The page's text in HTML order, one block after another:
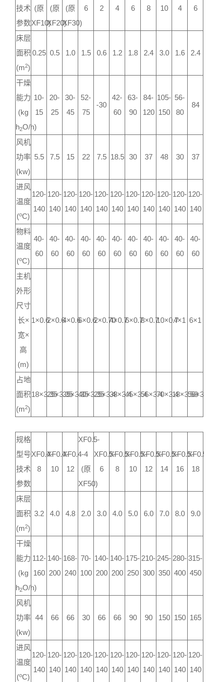
技术
参数
(原
XF10)
(原
XF20)
(原
XF30)
6 2 4 6 8 10 4 6
床层
面积
(m2)
0.25 0.5 1.0 1.5 0.6 1.2 1.8 2.4 3.0 1.6 2.4
干燥
能力
(kg
h2O/h)
10-
15
20-
25
30-
45
52-
75
-30
42-
60
63-
90
84-
120
105-
150
56-
80
84
风机
功率
(kw)
5.5 7.5 15 22 7.5 18.5 30 37 48 30 37
进风
温度
(oC)
120-
140
120-
140
120-
140
120-
140
120-
140
120-
140
120-
140
120-
140
120-
140
120-
140
120-
140
物料
温度
(oC)
40-
60
40-
60
40-
60
40-
60
40-
60
40-
60
40-
60
40-
60
40-
60
40-
60
40-
60
主机
外形
尺寸
长×
宽×
高
(m)
1×0.62×0.64×0.66×0.62×0.704×0.76×0.78×0.710×0.74×1 6×1
占地
面积
(m2)
18×3.3525×3.3535×3.3540×3.3525×3.438×3.445×3.456×3.470×3.418×3.5856×3.58
规格
型号
技术
参数
XF0.4-
8
XF0.4-
10
XF0.4-
12
XF0.5-
4
(原
XF50)
XF0.5-
6
XF0.5-
8
XF0.5-
10
XF0.5-
12
XF0.5-
14
XF0.5-
16
XF0.5-
18
床层
面积
(m2)
3.2 4.0 4.8 2.0 3.0 4.0 5.0 6.0 7.0 8.0 9.0
干燥
能力
(kg
h2O/h)
112-
160
140-
200
168-
240
70-
100
140-
200
140-
200
175-
250
210-
300
245-
350
280-
400
315-
450
风机
功率
(kw)
44 66 66 30 66 66 90 90 150 150 165
进风
温度
(oC)
120-
140
120-
140
120-
140
120-
140
120-
140
120-
140
120-
140
120-
140
120-
140
120-
140
120-
140